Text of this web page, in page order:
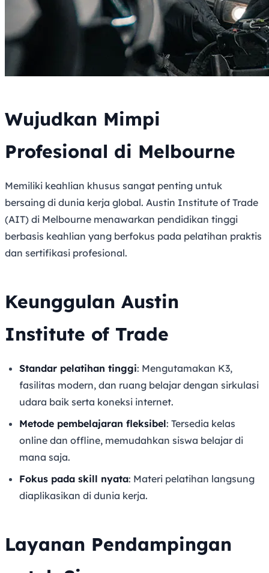
Wujudkan Mimpi
Profesional di Melbourne
Memiliki keahlian khusus sangat penting untuk
bersaing di dunia kerja global. Austin Institute of Trade
(AIT) di Melbourne menawarkan pendidikan tinggi
berbasis keahlian yang berfokus pada pelatihan praktis
dan sertifikasi profesional.
Keunggulan Austin
Institute of Trade
Standar pelatihan tinggi: Mengutamakan K3,
fasilitas modern, dan ruang belajar dengan sirkulasi
udara baik serta koneksi internet.
Metode pembelajaran fleksibel: Tersedia kelas
online dan offline, memudahkan siswa belajar di
mana saja.
Fokus pada skill nyata: Materi pelatihan langsung
diaplikasikan di dunia kerja.
Layanan Pendampingan